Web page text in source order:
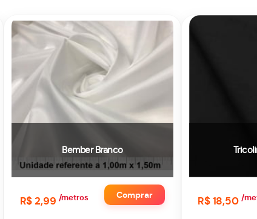
Bember Branco
R$ 2,99 /metros Comprar R$ 18,50 /